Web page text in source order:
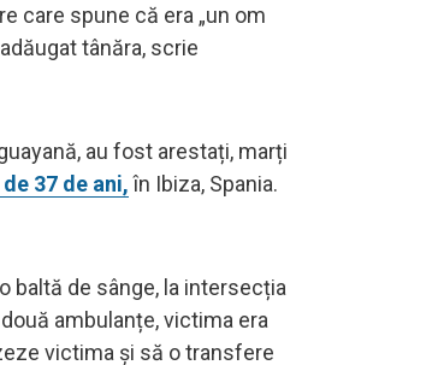
care spune că era „un om
tânăra, scrie
au fost arestați, marți
37 de ani,în Ibiza, Spania.
baltă de sânge, la intersecția
ambulanțe, victima era
victima și să o transfere